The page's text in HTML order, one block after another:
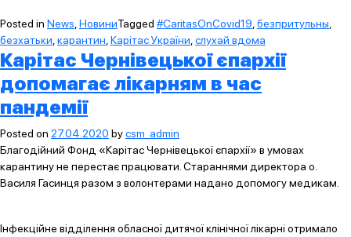
Posted in News НовиниTagged #CaritasOnCovid19 безпритульны
безхатьки карантин Карітас України слухай вдома
Карітас Чернівецької єпархії
допомагає лікарням в час
пандемії
Posted on 27.04.2020 bycsm_admin
Благодійний Фонд «Карітас Чернівецької єпархії» в умовах
карантину не перестає працювати. Стараннями директора о.
Василя Гасинця разом з волонтерами надано допомогу медикам.
Інфекційне відділення обласної дитячої клінічної лікарні отримало